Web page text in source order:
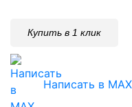
Купить в 1 клик
Написать в MAX